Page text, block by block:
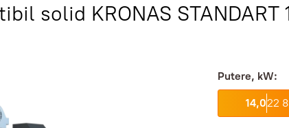
solid KRONAS STANDART
Putere, kW:
14,022